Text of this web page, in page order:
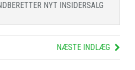
NYT INSIDERSALG
NÆSTE INDLÆG